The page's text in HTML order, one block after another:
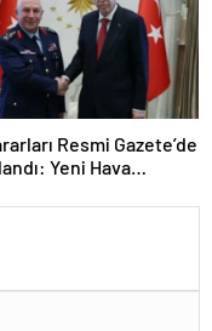
Resmi Gazete’de
Yeni Hava
Rafet Dalkıran